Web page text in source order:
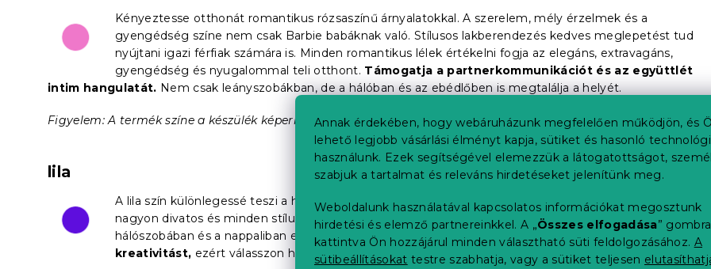
Annak érdekében, hogy webáruházunk megfelelően működjön, és
lehető legjobb vásárlási élményt kapja, sütiket és hasonló
használunk. Ezek segítségével elemezzük a látogatottságot,
szabjuk a tartalmat és releváns hirdetéseket jelenítünk meg.
Weboldalunk használatával kapcsolatos információkat megosztunk
hirdetési és elemző partnereinkkel. A „Összes elfogadása” gombra
kattintva Ön hozzájárul minden választható süti feldolgozásához. A
sütibeállításokat testre szabhatja, vagy a sütiket teljesen
Kényeztesse otthonát romantikus rózsaszínű árnyalatokkal. A szerelem, mély érzelmek és a
gyengédség színe nem csak Barbie babáknak való. Stílusos lakberendezés kedves meglepetést tud
nyújtani igazi férfiak számára is. Minden romantikus lélek értékelni fogja az elegáns, extravagáns,
gyengédség és nyugalommal teli otthont. Támogatja a partnerkommunikációt és az együttlét
intim hangulatát. Nem csak leányszobákban, de a hálóban és az ebédlőben is megtalálja a helyét.
Figyelem: A termék színe a készülék képernyőjén kissé eltérhet a tényleges terméktől.
lila
A lila szín különlegessé teszi a helyiséget és élénkíti a belső teret. A misztikus és spirituális szín
nagyon divatos és minden stílushoz adaptálható. A lila fehér vagy barna modern kombinációja a
hálószobában és a nappaliban egyaránt használható.Támogatja az alkotóerőt és a
kreativitást, ezért válasszon hálószobájába világosabb árnyalatokat finom kiegészítőkkel.